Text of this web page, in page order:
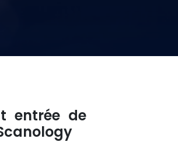
entrée de